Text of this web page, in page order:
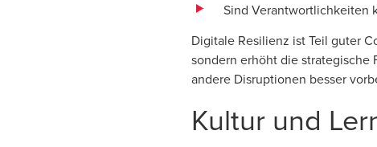
Sind Verantwortlichkeiten
Digitale Resilienz ist Teil guter
sondern erhöht die strategische
andere Disruptionen besser
Kultur und